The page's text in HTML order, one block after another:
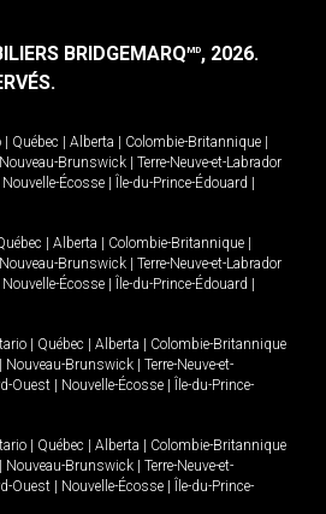
BRIDGEMARQMD, 2026.
Québec Alberta Colombie-Britannique
Nouveau-Brunswick
Terre-Neuve-et-Labrador
Nouvelle-Écosse Île-du-Prince-Édouard
Alberta Colombie-Britannique
Nouveau-Brunswick
Terre-Neuve-et-Labrador
Nouvelle-Écosse Île-du-Prince-Édouard
Québec Alberta
Colombie-Britannique
Nouveau-Brunswick
Terre-Neuve-et-
Ouest Nouvelle-Écosse
Île-du-Prince-
Québec Alberta
Colombie-Britannique
Nouveau-Brunswick
Terre-Neuve-et-
Ouest Nouvelle-Écosse
Île-du-Prince-